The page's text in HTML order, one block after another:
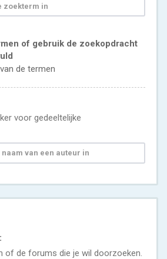
of gebruik de zoekopdracht
de termen
voor gedeeltelijke
of de forums die je wil doorzoeken.